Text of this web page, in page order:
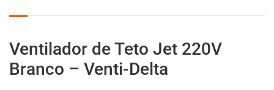
Ventilador de Teto Jet 220V
Branco – Venti-Delta